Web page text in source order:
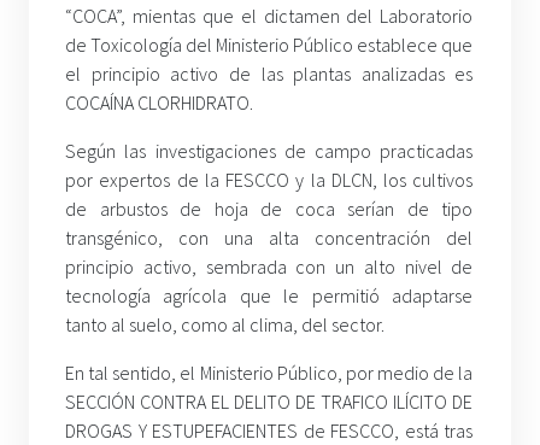
“COCA”, mientas que el dictamen del Laboratorio
de Toxicología del Ministerio Público establece que
el principio activo de las plantas analizadas es
COCAÍNA CLORHIDRATO.
Según las investigaciones de campo practicadas
por expertos de la FESCCO y la DLCN, los cultivos
de arbustos de hoja de coca serían de tipo
transgénico, con una alta concentración del
principio activo, sembrada con un alto nivel de
tecnología agrícola que le permitió adaptarse
tanto al suelo, como al clima, del sector.
En tal sentido, el Ministerio Público, por medio de la
SECCIÓN CONTRA EL DELITO DE TRAFICO ILÍCITO DE
DROGAS Y ESTUPEFACIENTES de FESCCO, está tras